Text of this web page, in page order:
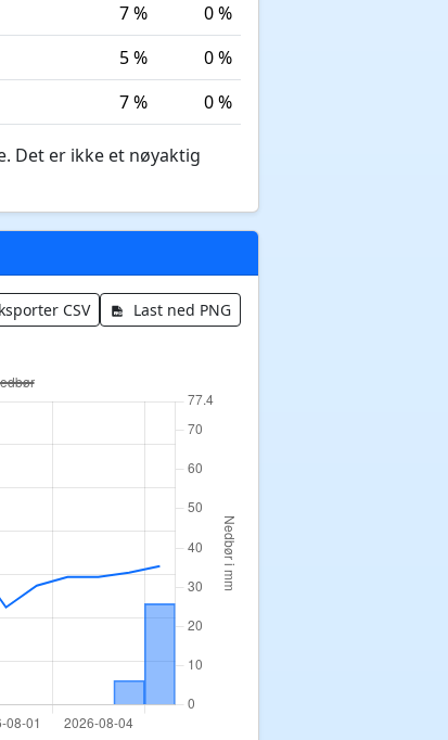
7 %
0 %
5 %
0 %
7 % 0 %
Det er ikke et nøyaktig
CSV
Last ned PNG